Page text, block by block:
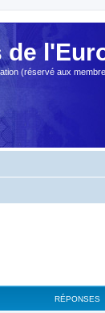
de
(réservé aux
RÉPONSES